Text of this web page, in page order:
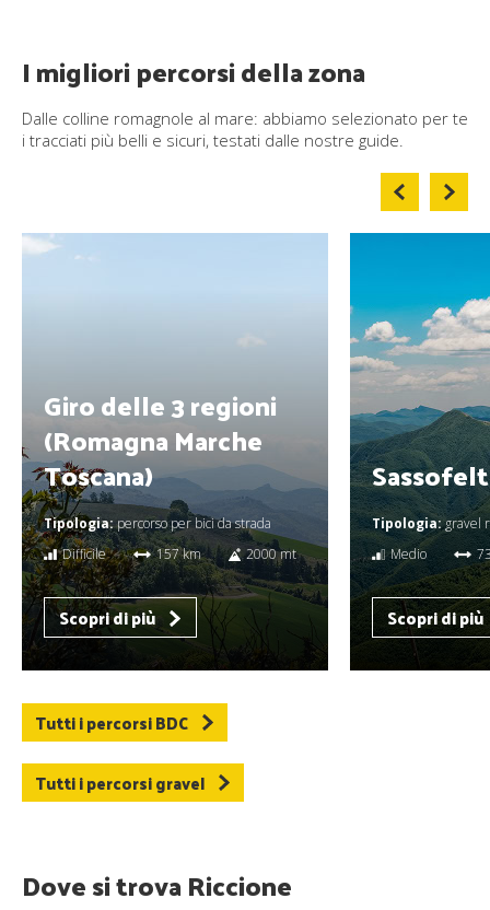
I migliori percorsi della zona
Dalle colline romagnole al mare: abbiamo selezionato per te
i tracciati più belli e sicuri, testati dalle nostre guide.
Giro delle 3 regioni
(Romagna Marche
Toscana)
Tipologia:percorso per bici da strada
Difficile
157 km 2000 mt
Scopri di più
Tipologia:gravel
Medio
Scopri di più
Tutti i percorsi BDC
Tutti i percorsi gravel
Dove si trova Riccione